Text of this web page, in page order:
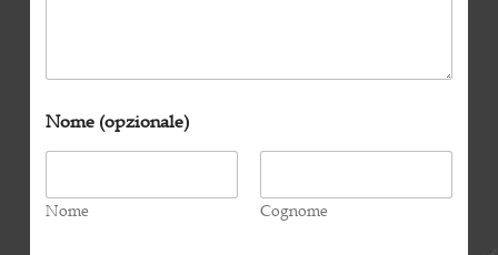
Nome (opzionale)
Nome Cognome